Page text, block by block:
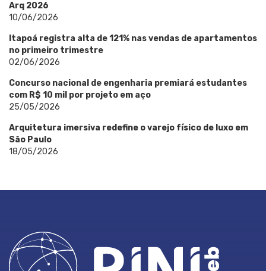
Arq 2026
10/06/2026
Itapoá registra alta de 121% nas vendas de apartamentos
no primeiro trimestre
02/06/2026
Concurso nacional de engenharia premiará estudantes
com R$ 10 mil por projeto em aço
25/05/2026
Arquitetura imersiva redefine o varejo físico de luxo em
São Paulo
18/05/2026